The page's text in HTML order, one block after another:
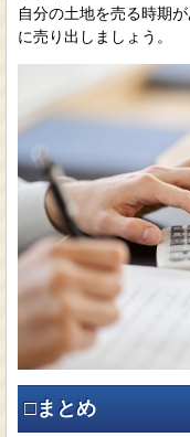
自分の土地を売る時期
に売り出しましょう。
□まとめ